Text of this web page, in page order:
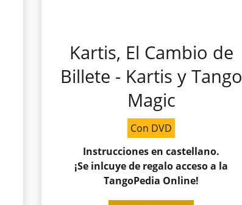
Kartis, El Cambio de
Billete - Kartis y Tango
Magic
Con DVD
Instrucciones en castellano.
¡Se inlcuye de regalo acceso a la
TangoPedia Online!